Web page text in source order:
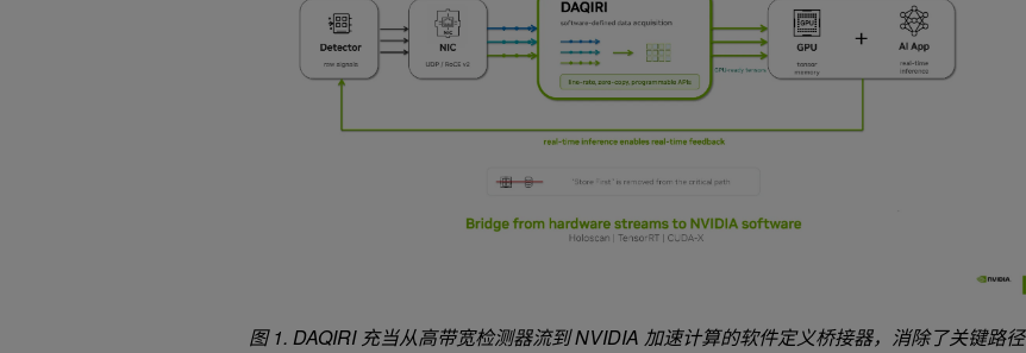
图 1. DAQIRI 充当从高带宽检测器流到 NVIDIA 加速计算的软件定义桥接器，消除了关键路径